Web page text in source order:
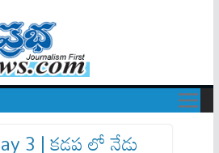
3 | కడప లో నేడు